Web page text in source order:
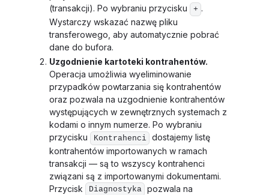
(transakcji). Po wybraniu przycisku
+ .
Wystarczy wskazać nazwę pliku
transferowego, aby automatycznie pobrać
dane do bufora.
Uzgodnienie kartoteki kontrahentów.
Operacja umożliwia wyeliminowanie
przypadków powtarzania się kontrahentów
oraz pozwala na uzgodnienie kontrahentów
występujących w zewnętrznych systemach z
kodami o innym numerze. Po wybraniu
przycisku
Kontrahenci
dostajemy listę
kontrahentów importowanych w ramach
transakcji — są to wszyscy kontrahenci
związani są z importowanymi dokumentami.
Przycisk
Diagnostyka
pozwala na